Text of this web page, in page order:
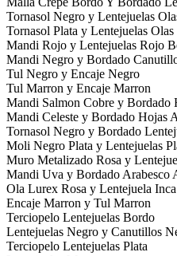
Tornasol Negro y Lentejuelas
Tornasol Plata y Lentejuelas
Mandi Rojo y Lentejuelas Rojo
Mandi Negro y Bordado
Tul Negro y Encaje Negro
Tul Marron y Encaje Marron
Mandi Salmon Cobre y Bordado
Mandi Celeste y Bordado Hojas
Tornasol Negro y Bordado
Moli Negro Plata y Lentejuelas
Muro Metalizado Rosa y
Mandi Uva y Bordado Arabesco
Ola Lurex Rosa y Lentejuela Inca
Encaje Marron y Tul Marron
Terciopelo Lentejuelas Bordo
Lentejuelas Negro y Canutillos
Terciopelo Lentejuelas Plata